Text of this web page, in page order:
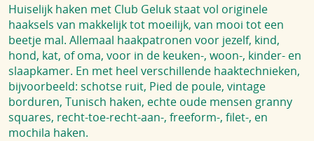
Huiselijk haken met Club Geluk staat vol originele
haaksels van makkelijk tot moeilijk, van mooi tot een
beetje mal. Allemaal haakpatronen voor jezelf, kind,
hond, kat, of oma, voor in de keuken-, woon-, kinder- en
slaapkamer. En met heel verschillende haaktechnieken,
bijvoorbeeld: schotse ruit, Pied de poule, vintage
borduren, Tunisch haken, echte oude mensen granny
squares, recht-toe-recht-aan-, freeform-, filet-, en
mochila haken.